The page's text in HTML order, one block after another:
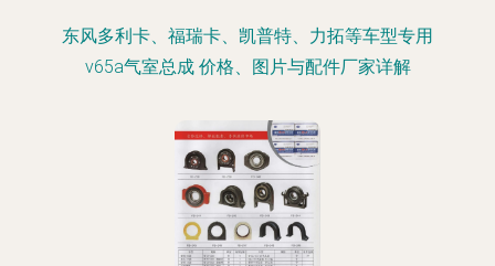
东风多利卡、福瑞卡、凯普特、力拓等车型专用
v65a气室总成 价格、图片与配件厂家详解